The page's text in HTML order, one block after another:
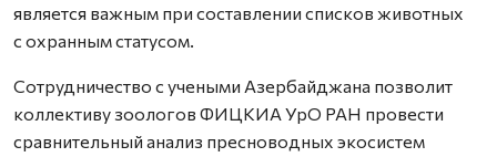
является важным при составлении списков животных
с охранным статусом.
Сотрудничество с учеными Азербайджана позволит
коллективу зоологов ФИЦКИА УрО РАН провести
сравнительный анализ пресноводных экосистем